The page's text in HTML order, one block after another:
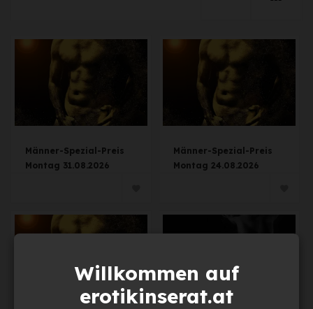
Männer-Spezial-Preis
Montag 31.08.2026
Männer-Spezial-Preis
Montag 24.08.2026
Willkommen auf
erotikinserat.at